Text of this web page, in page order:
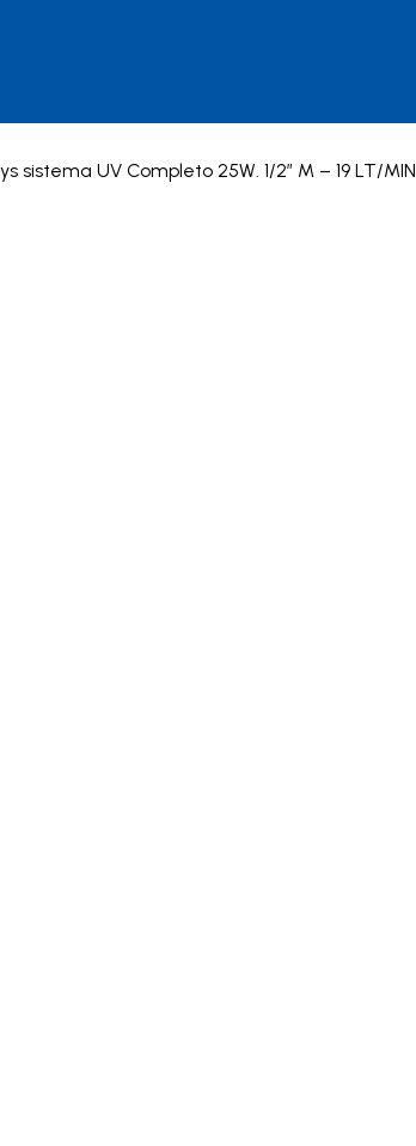
sistema UV Completo 25W. 1/2″ M – 19 LT/MIN